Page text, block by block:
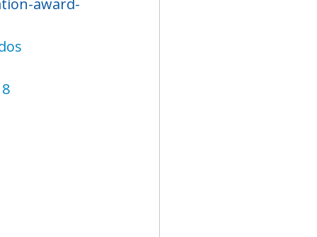
award-